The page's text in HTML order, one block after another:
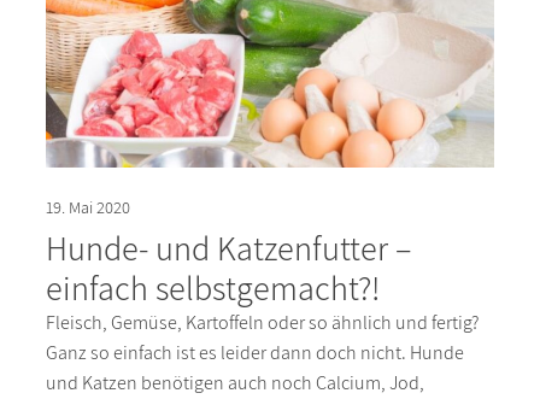
19. Mai 2020
Hunde- und Katzenfutter –
einfach selbstgemacht?!
Fleisch, Gemüse, Kartoffeln oder so ähnlich und fertig?
Ganz so einfach ist es leider dann doch nicht. Hunde
und Katzen benötigen auch noch Calcium, Jod,